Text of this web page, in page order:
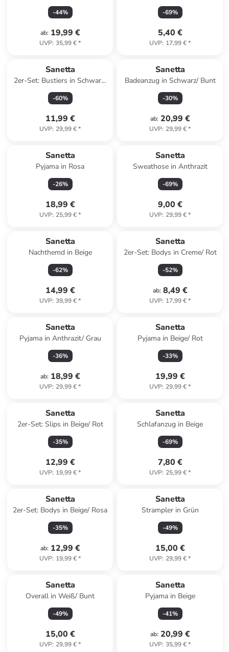
-44%
ab: 19,99 €
UVP: 35,99 €*
-69%
5,40 €
UVP: 17,99 €*
Sanetta
2er-Set: Bustiers in Schwarz/
Rosa
-60%
11,99 €
UVP: 29,99 €*
Sanetta
Badeanzug in Schwarz/ Bunt
-30%
ab: 20,99 €
UVP: 29,99 €*
Sanetta
Pyjama in Rosa
-26%
18,99 €
UVP: 25,99 €*
Sanetta
Sweathose in Anthrazit
-69%
9,00 €
UVP: 29,99 €*
Sanetta
Nachthemd in Beige
-62%
14,99 €
UVP: 39,99 €*
Sanetta
2er-Set: Bodys in Creme/ Rot
-52%
ab: 8,49 €
UVP: 17,99 €*
Sanetta
Pyjama in Anthrazit/ Grau
-36%
ab: 18,99 €
UVP: 29,99 €*
Sanetta
Pyjama in Beige/ Rot
-33%
19,99 €
UVP: 29,99 €*
Sanetta
2er-Set: Slips in Beige/ Rot
-35%
12,99 €
UVP: 19,99 €*
Sanetta
Schlafanzug in Beige
-69%
7,80 €
UVP: 25,99 €*
Sanetta
2er-Set: Bodys in Beige/ Rosa
-35%
ab: 12,99 €
UVP: 19,99 €*
Sanetta
Strampler in Grün
-49%
15,00 €
UVP: 29,99 €*
Sanetta
Overall in Weiß/ Bunt
-49%
15,00 €
UVP: 29,99 €*
Sanetta
Pyjama in Beige
-41%
ab: 20,99 €
UVP: 35,99 €*